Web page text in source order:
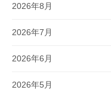
2026年8月
2026年7月
2026年6月
2026年5月